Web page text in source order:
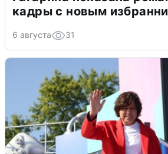
кадры с новым
6 августа 31